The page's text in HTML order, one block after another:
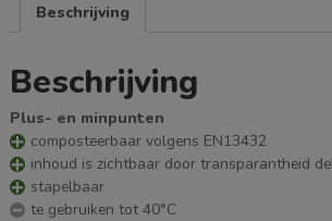
Beschrijving
Beschrijving
Plus- en minpunten
composteerbaar volgens EN13432
inhoud is zichtbaar door transparantheid
stapelbaar
te gebruiken tot 40°C